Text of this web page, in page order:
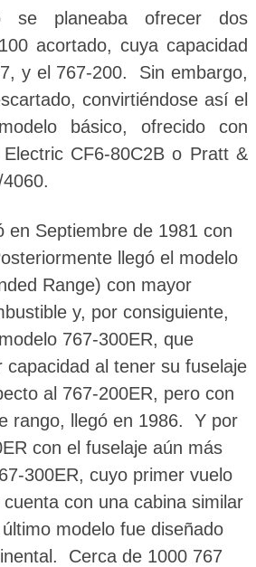
se planeaba ofrecer dos
acortado, cuya capacidad
y el 767-200. Sin embargo,
convirtiéndose así el
básico, ofrecido con
CF6-80C2B o Pratt &
en Septiembre de 1981 con
llegó el modelo
Range) con mayor
y, por consiguiente,
767-300ER, que
capacidad al tener su fuselaje
al 767-200ER, pero con
rango, llegó en 1986. Y por
con el fuselaje aún más
300ER, cuyo primer vuelo
con una cabina similar
modelo fue diseñado
Cerca de 1000 767